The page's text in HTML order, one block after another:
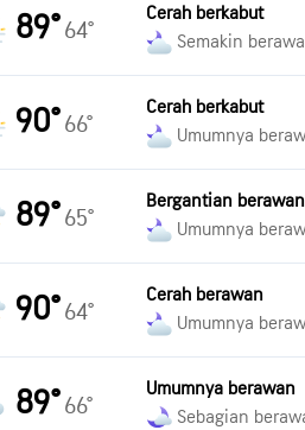
89° 64°
Cerah berkabut
Semakin
90° 66°
Cerah berkabut
Umumnya
89° 65°
Bergantian
Umumnya
90° 64°
Cerah berawan
Umumnya
89° 66°
Umumnya berawan
Sebagian